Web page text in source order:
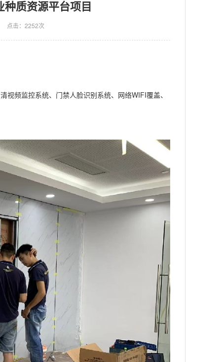
质资源平台项目
点击：2252次
视频监控系统、门禁人脸识别系统、网络WIFI覆盖、